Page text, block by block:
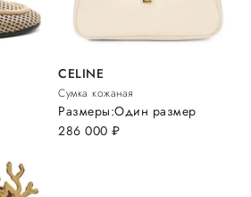
CELINE
Сумка кожаная
286 000руб.
Размеры:Один размер